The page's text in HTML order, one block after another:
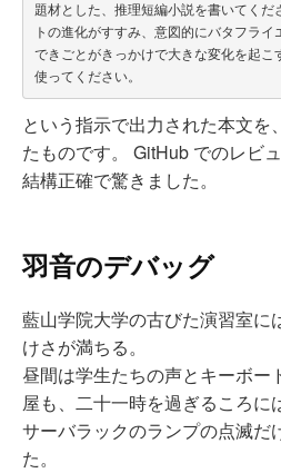
題材とした、推理短編小説を書いてくだ
トの進化がすすみ、意図的にバタフラ
できごとがきっかけで大きな変化を起こ
という指示で出力された本文を
たものです。 GitHub でのレビ
結構正確で驚きました。
羽音のデバッグ
藍山学院大学の古びた演習室に
けさが満ちる。
昼間は学生たちの声とキーボー
屋も、二十一時を過ぎるころに
サーバラックのランプの点滅だ
た。